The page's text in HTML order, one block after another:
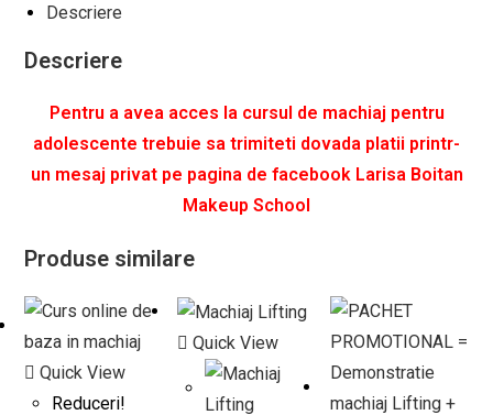
Descriere
Descriere
Pentru a avea acces la cursul de machiaj pentru
adolescente trebuie sa trimiteti dovada platii printr-
un mesaj privat pe pagina de facebook Larisa Boitan
Makeup School
Produse similare
Quick View
Reduceri!
Quick View